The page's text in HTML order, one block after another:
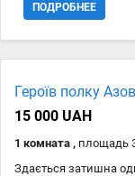
ПОДРОБНЕЕ
Героїв полку
15 000 UAH
1 комната , площадь
Здається затишна